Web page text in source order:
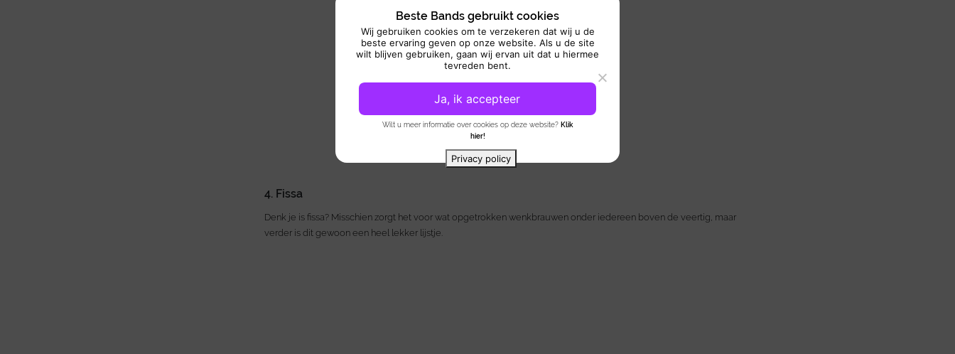
4. Fissa
Denk je is fissa? Misschien zorgt het voor wat opgetrokken wenkbrauwen onder iedereen boven de veertig, maar
verder is dit gewoon een heel lekker lijstje.
Beste Bands gebruikt cookies
Wij gebruiken cookies om te verzekeren dat wij u de
beste ervaring geven op onze website. Als u de site
wilt blijven gebruiken, gaan wij ervan uit dat u hiermee
tevreden bent.
Wilt u meer informatie over cookies op deze website? Klik
hier!
Ja, ik accepteer
Privacy policy